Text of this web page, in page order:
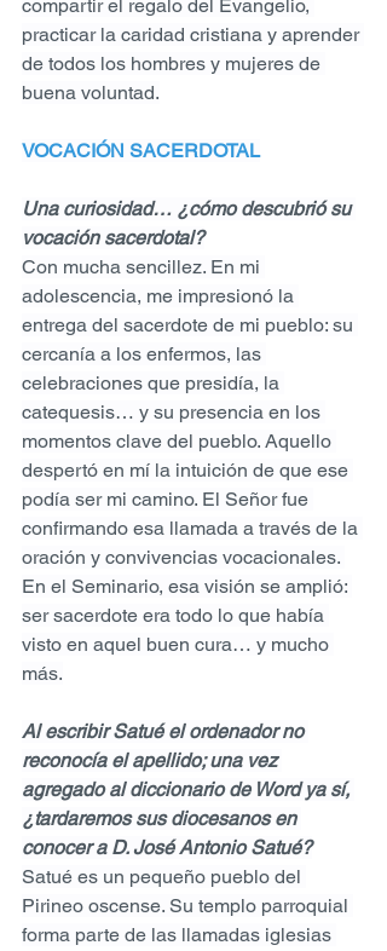
compartir el regalo del Evangelio,
practicar la caridad cristiana y aprender
de todos los hombres y mujeres de
buena voluntad.
VOCACIÓN SACERDOTAL
Una curiosidad… ¿cómo descubrió su
vocación sacerdotal?
Con mucha sencillez. En mi
adolescencia, me impresionó la
entrega del sacerdote de mi pueblo: su
cercanía a los enfermos, las
celebraciones que presidía, la
catequesis… y su presencia en los
momentos clave del pueblo. Aquello
despertó en mí la intuición de que ese
podía ser mi camino. El Señor fue
confirmando esa llamada a través de la
oración y convivencias vocacionales.
En el Seminario, esa visión se amplió:
ser sacerdote era todo lo que había
visto en aquel buen cura… y mucho
más.
Al escribir Satué el ordenador no
reconocía el apellido; una vez
agregado al diccionario de Word ya sí,
¿tardaremos sus diocesanos en
conocer a D. José Antonio Satué?
Satué es un pequeño pueblo del
Pirineo oscense. Su templo parroquial
forma parte de las llamadas iglesias